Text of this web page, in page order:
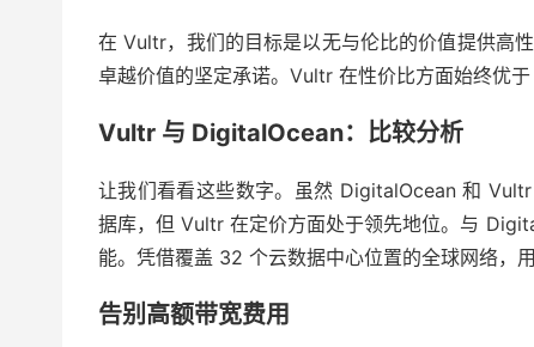
在 Vultr，我们的目标是以无与伦比的价值提供高
卓越价值的坚定承诺。Vultr 在性价比方面始终优
Vultr 与 DigitalOcean：比较分析
让我们看看这些数字。虽然 DigitalOcean 和
据库，但 Vultr 在定价方面处于领先地位。与
能。凭借覆盖 32 个云数据中心位置的全球网络，
告别高额带宽费用